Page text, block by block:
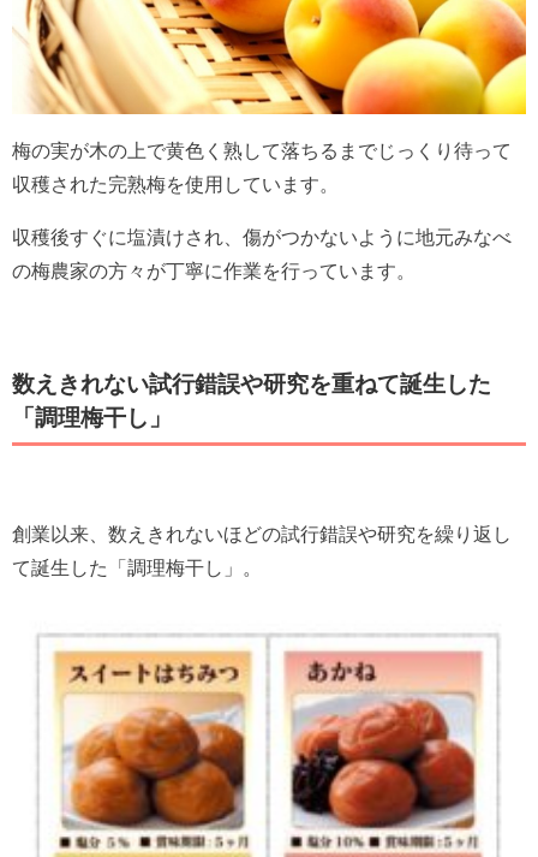
梅の実が木の上で黄色く熟して落ちるまでじっくり待って
収穫された完熟梅を使用しています。
収穫後すぐに塩漬けされ、傷がつかないように地元みなべ
の梅農家の方々が丁寧に作業を行っています。
数えきれない試行錯誤や研究を重ねて誕生した
「調理梅干し」
創業以来、数えきれないほどの試行錯誤や研究を繰り返し
て誕生した「調理梅干し」。